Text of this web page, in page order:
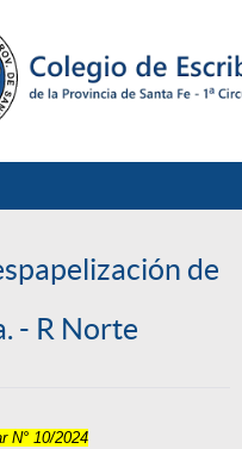
de
- R Norte
N° 10/2024